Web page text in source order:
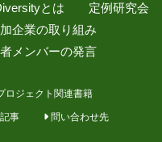
とは
定例研究会
企業の取り組み
メンバーの発言
ロジェクト関連書籍
事 問い合わせ先